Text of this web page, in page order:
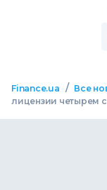
Finance.ua / Все
лицензии четырем